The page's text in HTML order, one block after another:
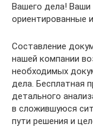
Вашего дела!
ориентированные
Составление
нашей компании
необходимых
дела. Бесплатная
детального
в сложившуюся
пути решения и